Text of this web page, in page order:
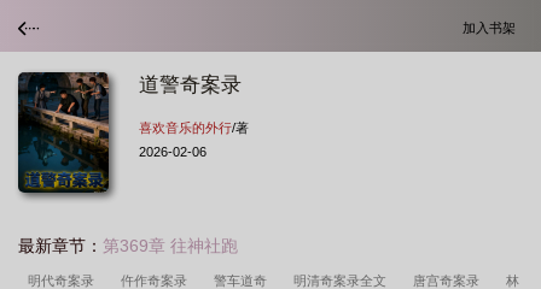
加入书架
道警奇案录
喜欢音乐的外行/著
2026-02-06
最新章节： 第369章 往神社跑
明代奇案录 仵作奇案录 警车道奇 明清奇案录全文 唐宫奇案录 林